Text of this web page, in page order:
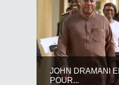
JOHN DRAMANI
POUR...